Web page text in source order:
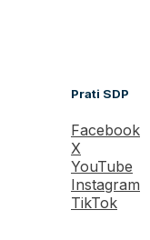
Prati SDP
Facebook
X
YouTube
Instagram
TikTok